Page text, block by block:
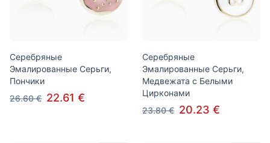
Серебряные
Эмалированные Серьги,
Пончики
26.60 € 22.61 €
Серебряные
Эмалированные Серьги,
Медвежата с Белыми
Цирконами
23.80 € 20.23 €